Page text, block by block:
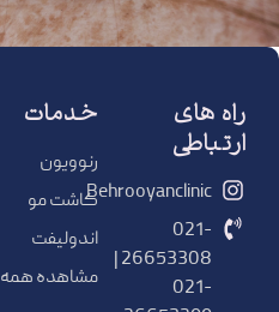
راه های
ارتباطی
Behrooyanclinic
021-
26653308 |
021-
خدمات
رنوویون
کاشت مو
اندولیفت
مشاهده همه